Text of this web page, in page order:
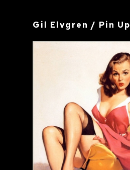
Gil Elvgren / Pin Up